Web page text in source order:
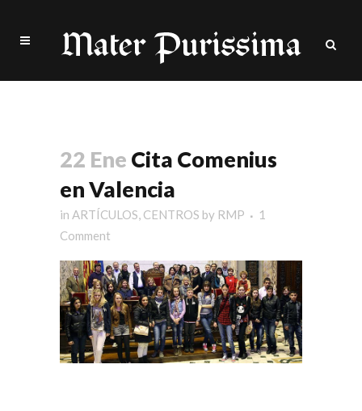
22 Ene Cita Comenius
en Valencia
in ARTÍCULOS, CENTROS by RMP
1
Comment